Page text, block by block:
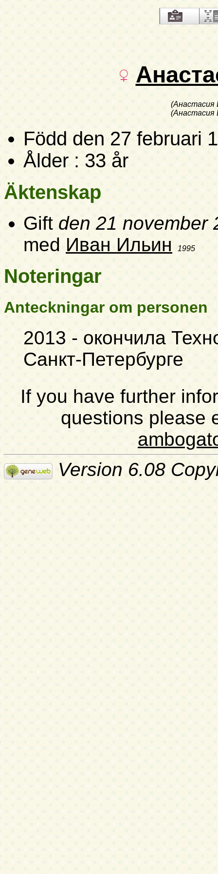
(Анастасия
(Анастасия
Född den 27 februari
Ålder : 33 år
Äktenskap
Gift den 21 november
med Иван Ильин 1995
Noteringar
Anteckningar om personen
2013 - окончила
Санкт-Петербурге
If you have further
questions please
Version 6.08